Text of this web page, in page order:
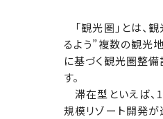
「観光圏」とは、
るよう”複数の観光
に基づく観光圏整
す。
滞在型といえば、
規模リゾート開発が